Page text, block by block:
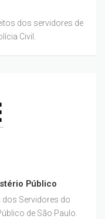
dos servidores de
Civil.
Público
dos Servidores do
de São Paulo.